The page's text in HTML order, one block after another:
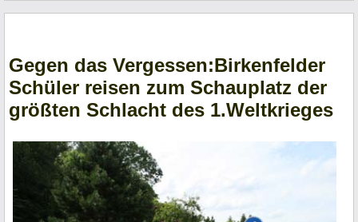
Gegen das Vergessen:Birkenfelder
Schüler reisen zum Schauplatz der
größten Schlacht des 1.Weltkrieges